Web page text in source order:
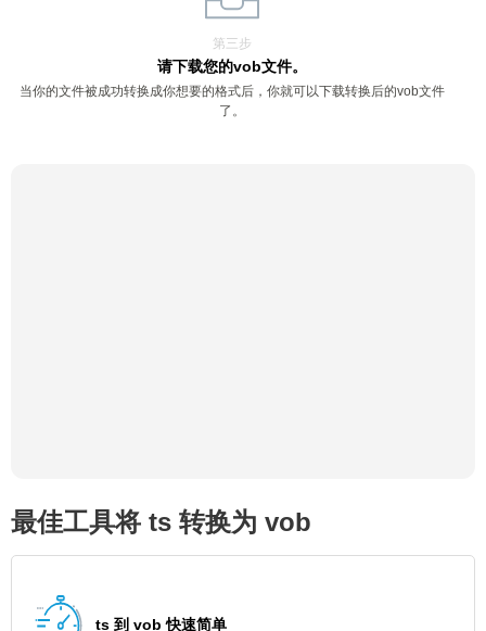
第三步
请下载您的vob文件。
当你的文件被成功转换成你想要的格式后，你就可以下载转换后的vob文件
了。
最佳工具将 ts 转换为 vob
ts 到 vob 快速简单